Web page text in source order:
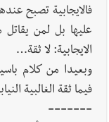
فالايجابية تصبح
عليها بل لمن يقاتل
الايجابية: لا ثقة…
وبعيدا من كلام
فيما ثقة الغالبية
=======